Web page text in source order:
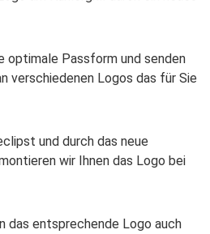
optimale Passform und senden
verschiedenen Logos das für Sie
und durch das neue
wir Ihnen das Logo bei
das entsprechende Logo auch